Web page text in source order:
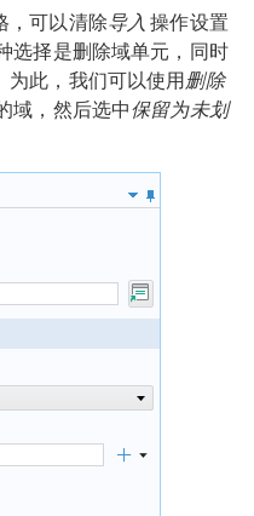
，可以清除导入 操作设置
选择是删除域单元，同时
为此，我们可以使用删除
域，然后选中保留为未划